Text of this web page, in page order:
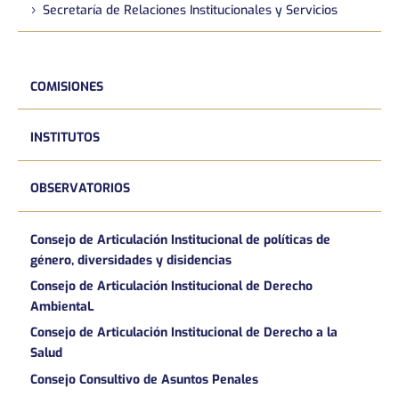
Secretaría de Relaciones Institucionales y Servicios
COMISIONES
INSTITUTOS
OBSERVATORIOS
Consejo de Articulación Institucional de políticas de
género, diversidades y disidencias
Consejo de Articulación Institucional de Derecho
AmbientaL
Consejo de Articulación Institucional de Derecho a la
Salud
Consejo Consultivo de Asuntos Penales